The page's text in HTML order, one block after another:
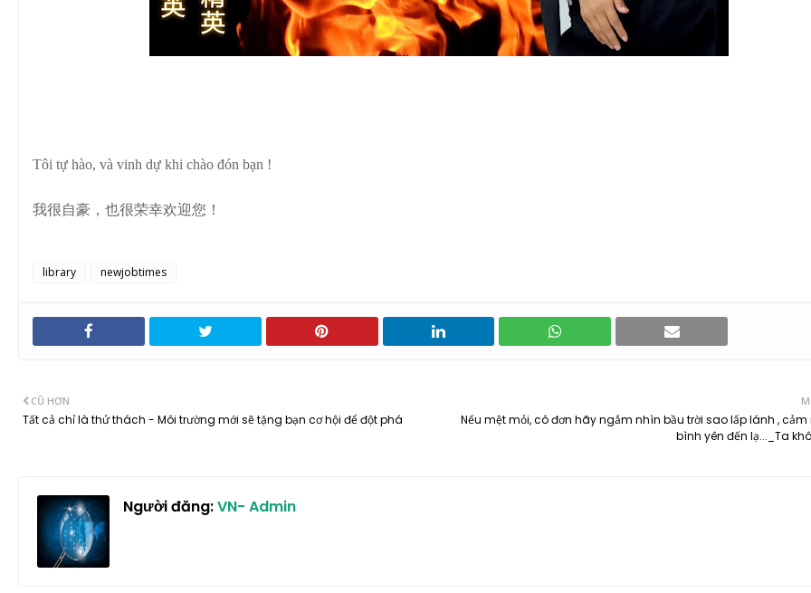
Tôi tự hào, và vinh dự khi chào đón bạn !
我很自豪，也很荣幸欢迎您！
library newjobtimes
Nếu mệt mỏi, cô đơn hãy ngắm nhìn bầu trời sao lấp lánh , cảm
bình yên đến lạ..._Ta
CŨ HƠN
Tất cả chỉ là thử thách - Môi trường mới sẽ tặng bạn cơ hội để đột phá
Người đăng:VN- Admin